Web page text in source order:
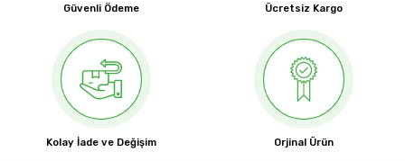
Güvenli Ödeme Ücretsiz Kargo
Kolay İade ve Değişim Orjinal Ürün